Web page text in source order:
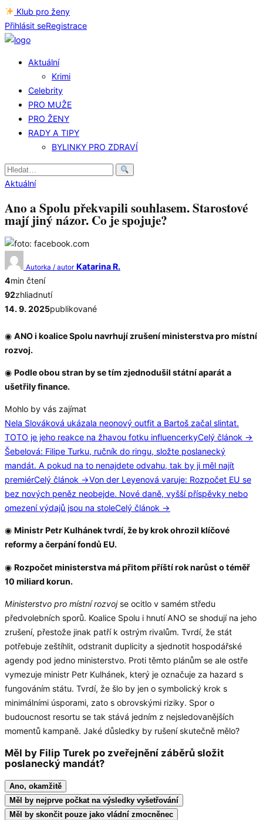
Klub pro ženy
Přihlásit seRegistrace
Aktuální
Krimi
Celebrity
PRO MUŽE
PRO ŽENY
RADY A TIPY
BYLINKY PRO ZDRAVÍ
Hledat:
Aktuální
Ano a Spolu překvapili souhlasem. Starostové
mají jiný názor. Co je spojuje?
Autorka / autor Katarina R.
4min čtení
92zhliadnutí
14. 9. 2025publikované
◉ ANO i koalice Spolu navrhují zrušení ministerstva pro místní
rozvoj.
◉ Podle obou stran by se tím zjednodušil státní aparát a
ušetřily finance.
Mohlo by vás zajímat
Nela Slováková ukázala neonový outfit a Bartoš začal slintat.
TOTO je jeho reakce na žhavou fotku influencerkyCelý článok →
Šebelová: Filipe Turku, ručník do ringu, složte poslanecký
mandát. A pokud na to nenajdete odvahu, tak by ji měl najít
premiérCelý článok →Von der Leyenová varuje: Rozpočet EU se
bez nových peněz neobejde. Nové daně, vyšší příspěvky nebo
omezení výdajů jsou na stoleCelý článok →
◉ Ministr Petr Kulhánek tvrdí, že by krok ohrozil klíčové
reformy a čerpání fondů EU.
◉ Rozpočet ministerstva má přitom příští rok narůst o téměř
10 miliard korun.
Ministerstvo pro místní rozvojse ocitlo v samém středu
předvolebních sporů. Koalice Spolu i hnutí ANO se shodují na jeho
zrušení, přestože jinak patří k ostrým rivalům. Tvrdí, že stát
potřebuje zeštíhlit, odstranit duplicity a sjednotit hospodářské
agendy pod jedno ministerstvo. Proti těmto plánům se ale ostře
vymezuje ministr Petr Kulhánek, který je označuje za hazard s
fungováním státu. Tvrdí, že šlo by jen o symbolický krok s
minimálními úsporami, zato s obrovskými riziky. Spor o
budoucnost resortu se tak stává jedním z nejsledovanějších
momentů kampaně. Jaké důsledky by rušení skutečně mělo?
Měl by Filip Turek po zveřejnění záběrů složit
poslanecký mandát?
Ano, okamžitě
Měl by nejprve počkat na výsledky vyšetřování
Měl by skončit pouze jako vládní zmocněnec